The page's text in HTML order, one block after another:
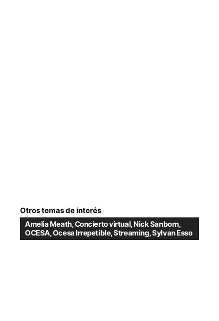
Otros temas de interés
Amelia Meath,Concierto virtual,Nick Sanborn,
OCESA,Ocesa Irrepetible,Streaming,Sylvan Esso